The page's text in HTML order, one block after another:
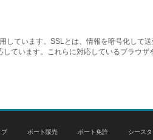
しています。SSLとは、情報を暗号化して
ています。これらに対応しているブラウ
ブ ボート販売 ボート免許 シース